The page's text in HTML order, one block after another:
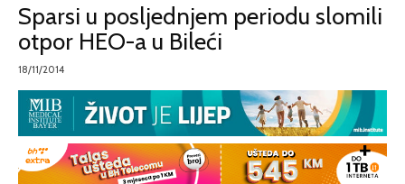
Sparsi u posljednjem periodu slomili
otpor HEO-a u Bileći
18/11/2014